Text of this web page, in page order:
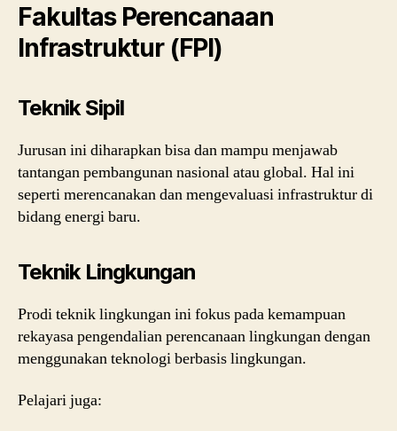
Fakultas Perencanaan
Infrastruktur (FPI)
Teknik Sipil
Jurusan ini diharapkan bisa dan mampu menjawab
tantangan pembangunan nasional atau global. Hal ini
seperti merencanakan dan mengevaluasi infrastruktur di
bidang energi baru.
Teknik Lingkungan
Prodi teknik lingkungan ini fokus pada kemampuan
rekayasa pengendalian perencanaan lingkungan dengan
menggunakan teknologi berbasis lingkungan.
Pelajari juga: